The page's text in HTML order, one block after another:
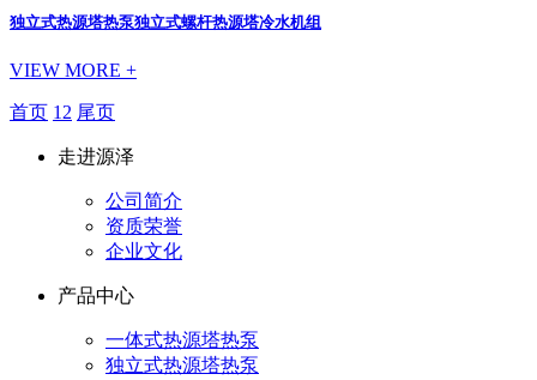
独立式热源塔热泵独立式螺杆热源塔冷水机组
VIEW MORE +
首页 12 尾页
走进源泽
公司简介
资质荣誉
企业文化
产品中心
一体式热源塔热泵
独立式热源塔热泵